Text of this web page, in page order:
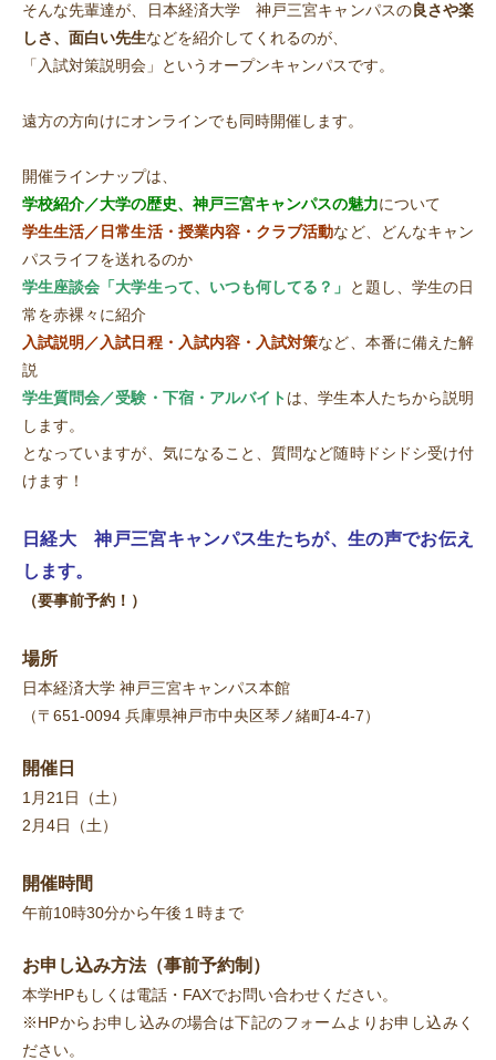
そんな先輩達が、日本経済大学 神戸三宮キャンパスの良さや楽
しさ、面白い先生などを紹介してくれるのが、
「入試対策説明会」というオープンキャンパスです。
遠方の方向けにオンラインでも同時開催します。
開催ラインナップは、
学校紹介／大学の歴史、神戸三宮キャンパスの魅力について
学生生活／日常生活・授業内容・クラブ活動など、どんなキャン
パスライフを送れるのか
学生座談会「大学生って、いつも何してる？」
と題し、学生の日
常を赤裸々に紹介
入試説明／入試日程・入試内容・入試対策など、本番に備えた解
説
学生質問会／受験・下宿・アルバイトは、学生本人たちから説明
します。
となっていますが、気になること、質問など随時ドシドシ受け付
けます！
日経大 神戸三宮キャンパス生たちが、生の声でお伝え
します。
（要事前予約！）
場所
日本経済大学 神戸三宮キャンパス本館
（〒651-0094 兵庫県神戸市中央区琴ノ緒町4-4-7）
開催日
1月21日（土）
2月4日（土）
開催時間
午前10時30分から午後１時まで
お申し込み方法（事前予約制）
本学HPもしくは電話・FAXでお問い合わせください。
※HPからお申し込みの場合は下記のフォームよりお申し込みく
ださい。